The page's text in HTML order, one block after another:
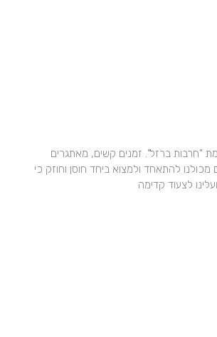
"חרבות ברזל". זמנים קשים, מאתגרים
מכולנו להתאחד ולמצוא ביחד חוסן וחוזק כי
לצעוד קדימה